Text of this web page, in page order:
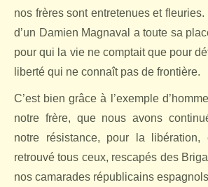
nos frères sont entretenues et fleuries.
d’un Damien Magnaval a toute sa
pour qui la vie ne comptait que pour
liberté qui ne connaît pas de frontière.
C’est bien grâce à l’exemple
notre frère, que nous avons
notre résistance, pour la
retrouvé tous ceux, rescapés des
nos camarades républicains